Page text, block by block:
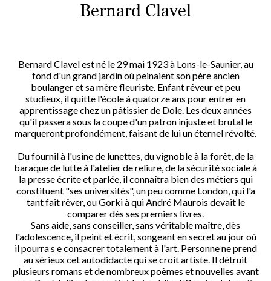
Bernard Clavel
Bernard Clavel est né le 29 mai 1923 à Lons-le-Saunier, au
fond d'un grand jardin où peinaient son père ancien
boulanger et sa mère fleuriste. Enfant rêveur et peu
studieux, il quitte l'école à quatorze ans pour entrer en
apprentissage chez un pâtissier de Dole. Les deux années
qu'il passera sous la coupe d'un patron injuste et brutal le
marqueront profondément, faisant de lui un éternel révolté.
Du fournil à l'usine de lunettes, du vignoble à la forêt, de la
baraque de lutte à l'atelier de reliure, de la sécurité sociale à
la presse écrite et parlée, il connaîtra bien des métiers qui
constituent "ses universités", un peu comme London, qui l'a
tant fait rêver, ou Gorki à qui André Maurois devait le
comparer dès ses premiers livres.
Sans aide, sans conseiller, sans véritable maître, dès
l'adolescence, il peint et écrit, songeant en secret au jour où
il pourra s e consacrer totalement à l'art. Personne ne prend
au sérieux cet autodidacte qui se croit artiste. Il détruit
plusieurs romans et de nombreux poèmes et nouvelles avant